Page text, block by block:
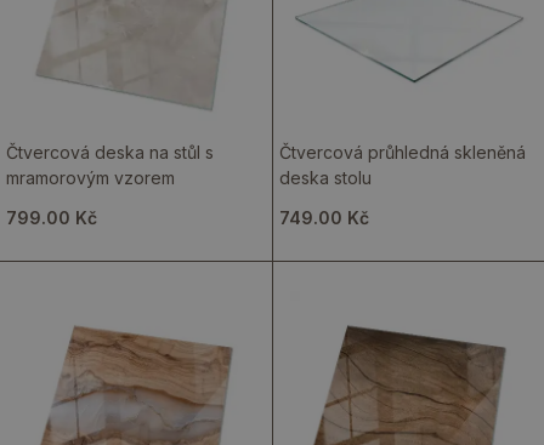
Čtvercová deska na stůl s
mramorovým vzorem
799.00 Kč
Čtvercová průhledná skleněná
deska stolu
749.00 Kč